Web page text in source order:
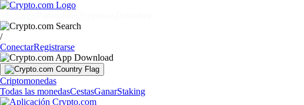
/
ConectarRegistrarse
Criptomonedas
Todas las monedasCestasGanarStaking